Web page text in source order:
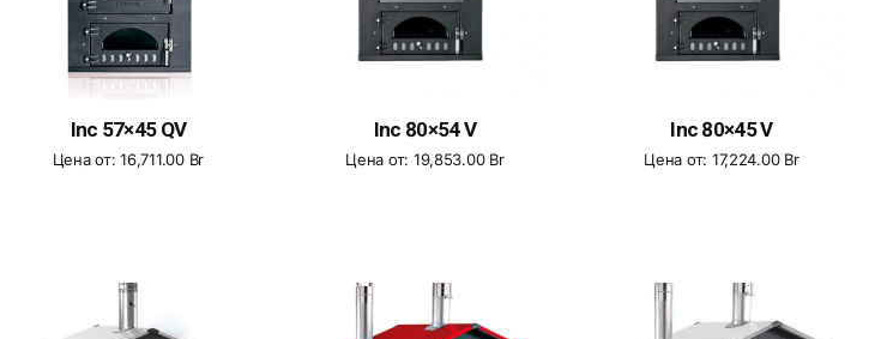
Inc 57×45 QV
Цена от:16,711.00 Br
Inc 80×54 V
Цена от: 19,853.00 Br
Inc 80×45 V
Цена от: 17,224.00 Br